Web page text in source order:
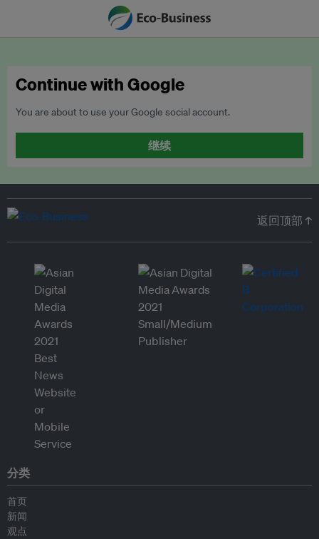
Continue with Google
You are about to use your Google social account.
继续
返回顶部 ↑
分类
首页
新闻
观点